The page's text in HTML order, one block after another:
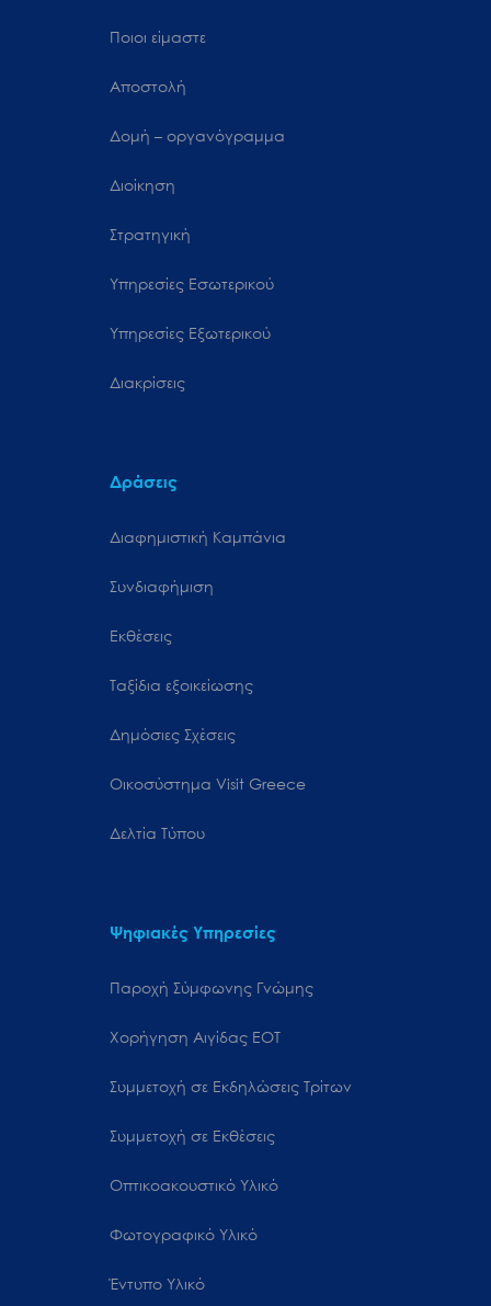
Ποιοι είμαστε
Αποστολή
Δομή – οργανόγραμμα
Διοίκηση
Στρατηγική
Υπηρεσίες Εσωτερικού
Υπηρεσίες Εξωτερικού
Διακρίσεις
Δράσεις
Διαφημιστική Καμπάνια
Συνδιαφήμιση
Εκθέσεις
Ταξίδια εξοικείωσης
Δημόσιες Σχέσεις
Oικοσύστημα Visit Greece
Δελτία Τύπου
Ψηφιακές Υπηρεσίες
Παροχή Σύμφωνης Γνώμης
Χορήγηση Αιγίδας ΕΟΤ
Συμμετοχή σε Εκδηλώσεις Τρίτων
Συμμετοχή σε Εκθέσεις
Οπτικοακουστικό Υλικό
Φωτογραφικό Υλικό
Έντυπο Υλικό